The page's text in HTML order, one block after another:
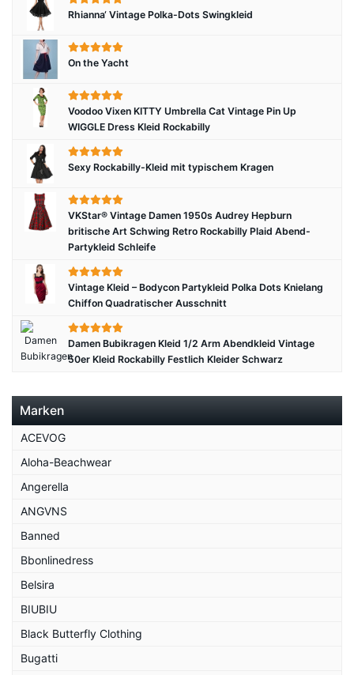
Rhianna‘ Vintage Polka-Dots Swingkleid
On the Yacht
Voodoo Vixen KITTY Umbrella Cat Vintage Pin Up
WIGGLE Dress Kleid Rockabilly
Sexy Rockabilly-Kleid mit typischem Kragen
VKStar® Vintage Damen 1950s Audrey Hepburn
britische Art Schwing Retro Rockabilly Plaid Abend-
Partykleid Schleife
Vintage Kleid – Bodycon Partykleid Polka Dots Knielang
Chiffon Quadratischer Ausschnitt
Damen Bubikragen Kleid 1/2 Arm Abendkleid Vintage
50er Kleid Rockabilly Festlich Kleider Schwarz
Marken
ACEVOG
Aloha-Beachwear
Angerella
ANGVNS
Banned
Bbonlinedress
Belsira
BIUBIU
Black Butterfly Clothing
Bugatti